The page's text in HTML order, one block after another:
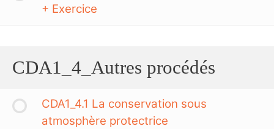
+ Exercice
CDA1_4_Autres procédés
CDA1_4.1 La conservation sous
atmosphère protectrice